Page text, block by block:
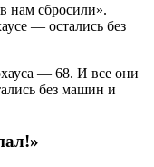
— 68. И все они
без машин и